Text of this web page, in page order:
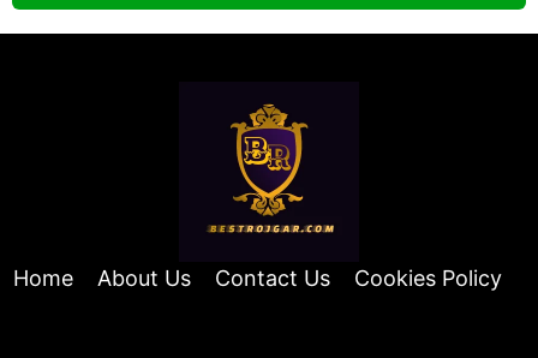
Home About Us Contact Us Cookies Policy